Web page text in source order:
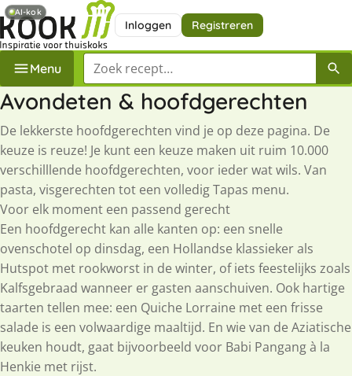
Inloggen Registreren
Menu Zoek een recept
Avondeten & hoofdgerechten
De lekkerste hoofdgerechten vind je op deze pagina. De
keuze is reuze! Je kunt een keuze maken uit ruim 10.000
verschilllende hoofdgerechten, voor ieder wat wils. Van
pasta, visgerechten tot een volledig Tapas menu.
Voor elk moment een passend gerecht
Een hoofdgerecht kan alle kanten op: een snelle
ovenschotel op dinsdag, een Hollandse klassieker als
Hutspot met rookworst in de winter, of iets feestelijks zoals
Kalfsgebraad wanneer er gasten aanschuiven. Ook hartige
taarten tellen mee: een Quiche Lorraine met een frisse
salade is een volwaardige maaltijd. En wie van de Aziatische
keuken houdt, gaat bijvoorbeeld voor Babi Pangang à la
Henkie met rijst.
AI-kok